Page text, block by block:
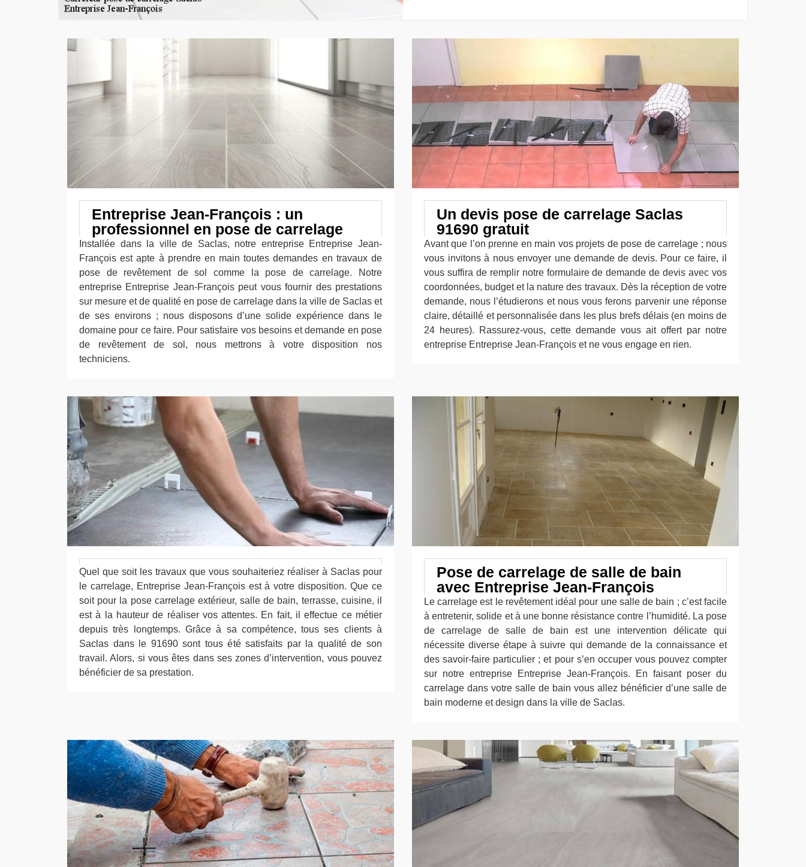
Entreprise Jean-François : un
professionnel en pose de carrelage
Installée dans la ville de Saclas, notre entreprise Entreprise Jean-
François est apte à prendre en main toutes demandes en travaux de
pose de revêtement de sol comme la pose de carrelage. Notre
entreprise Entreprise Jean-François peut vous fournir des prestations
sur mesure et de qualité en pose de carrelage dans la ville de Saclas et
de ses environs ; nous disposons d’une solide expérience dans le
domaine pour ce faire. Pour satisfaire vos besoins et demande en pose
de revêtement de sol, nous mettrons à votre disposition nos
techniciens.
Un devis pose de carrelage Saclas
91690 gratuit
Avant que l’on prenne en main vos projets de pose de carrelage ; nous
vous invitons à nous envoyer une demande de devis. Pour ce faire, il
vous suffira de remplir notre formulaire de demande de devis avec vos
coordonnées, budget et la nature des travaux. Dès la réception de votre
demande, nous l’étudierons et nous vous ferons parvenir une réponse
claire, détaillé et personnalisée dans les plus brefs délais (en moins de
24 heures). Rassurez-vous, cette demande vous ait offert par notre
entreprise Entreprise Jean-François et ne vous engage en rien.
Quel que soit les travaux que vous souhaiteriez réaliser à Saclas pour
le carrelage, Entreprise Jean-François est à votre disposition. Que ce
soit pour la pose carrelage extérieur, salle de bain, terrasse, cuisine, il
est à la hauteur de réaliser vos attentes. En fait, il effectue ce métier
depuis très longtemps. Grâce à sa compétence, tous ses clients à
Saclas dans le 91690 sont tous été satisfaits par la qualité de son
travail. Alors, si vous êtes dans ses zones d’intervention, vous pouvez
bénéficier de sa prestation.
Pose de carrelage de salle de bain
avec Entreprise Jean-François
Le carrelage est le revêtement idéal pour une salle de bain ; c’est facile
à entretenir, solide et à une bonne résistance contre l’humidité. La pose
de carrelage de salle de bain est une intervention délicate qui
nécessite diverse étape à suivre qui demande de la connaissance et
des savoir-faire particulier ; et pour s’en occuper vous pouvez compter
sur notre entreprise Entreprise Jean-François. En faisant poser du
carrelage dans votre salle de bain vous allez bénéficier d’une salle de
bain moderne et design dans la ville de Saclas.